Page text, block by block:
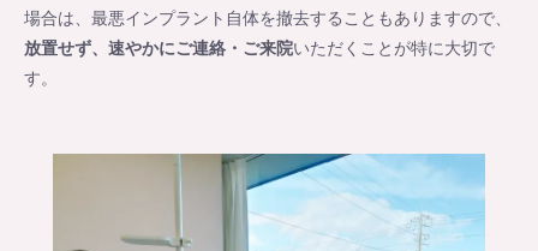
場合は、最悪インプラント自体を撤去することもありますので、
放置せず、速やかにご連絡・ご来院いただくことが特に大切で
す。